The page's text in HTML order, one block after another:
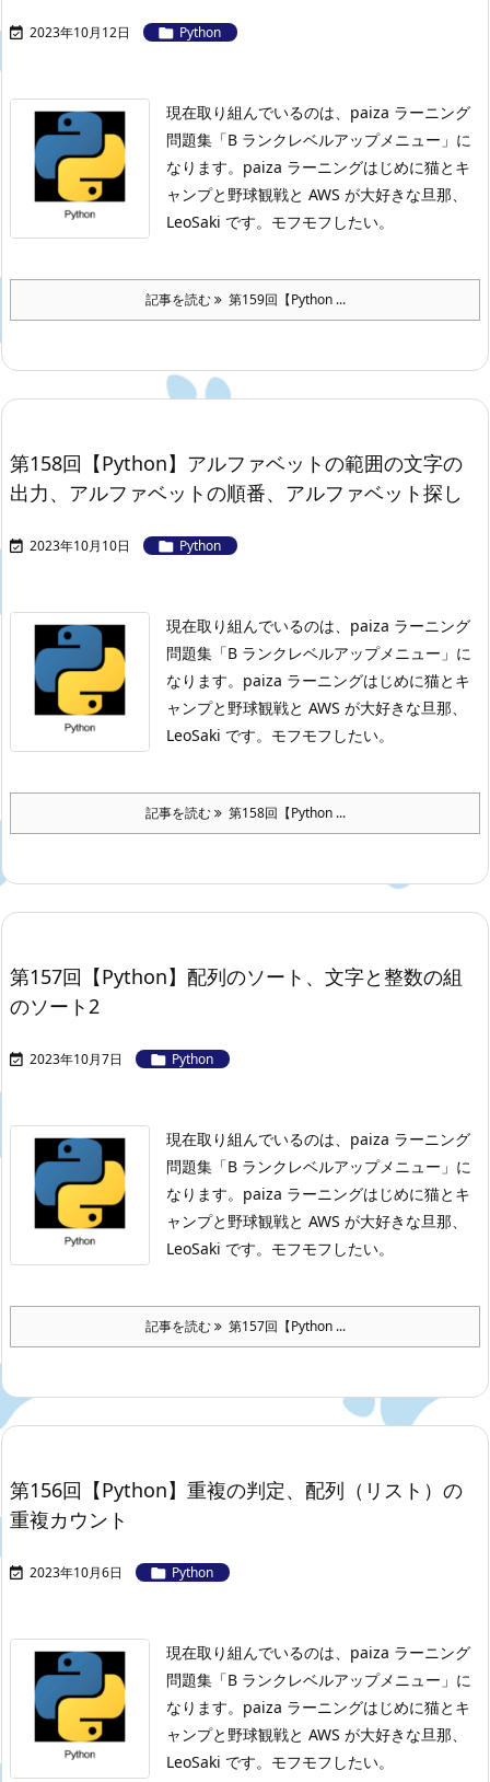
 2023年10月12日  Python
現在取り組んでいるのは、paiza ラーニング
問題集「B ランクレベルアップメニュー」に
なります。 paiza ラーニングはじめに猫とキ
ャンプと野球観戦と AWS が大好きな旦那、
LeoSaki です。モフモフしたい。
記事を読む 第159回【Python ...
第158回【Python】アルファベットの範囲の文字の
出力、アルファベットの順番、アルファベット探し
 2023年10月10日  Python
現在取り組んでいるのは、paiza ラーニング
問題集「B ランクレベルアップメニュー」に
なります。 paiza ラーニングはじめに猫とキ
ャンプと野球観戦と AWS が大好きな旦那、
LeoSaki です。モフモフしたい。
記事を読む 第158回【Python ...
第157回【Python】配列のソート、文字と整数の組
のソート2
 2023年10月7日  Python
現在取り組んでいるのは、paiza ラーニング
問題集「B ランクレベルアップメニュー」に
なります。 paiza ラーニングはじめに猫とキ
ャンプと野球観戦と AWS が大好きな旦那、
LeoSaki です。モフモフしたい。
記事を読む 第157回【Python ...
第156回【Python】重複の判定、配列（リスト）の
重複カウント
 2023年10月6日  Python
現在取り組んでいるのは、paiza ラーニング
問題集「B ランクレベルアップメニュー」に
なります。 paiza ラーニングはじめに猫とキ
ャンプと野球観戦と AWS が大好きな旦那、
LeoSaki です。モフモフしたい。